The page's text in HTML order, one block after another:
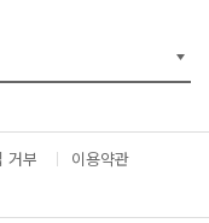
e
서
다
운
거부
이용약관